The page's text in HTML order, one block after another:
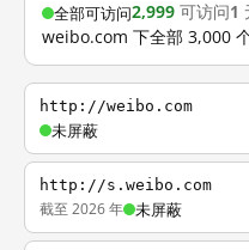
全部可访问2,999 可访问1
weibo.com 下全部 3,000
http://weibo.com
未屏蔽
http://s.weibo.com
截至 2026 年 未屏蔽